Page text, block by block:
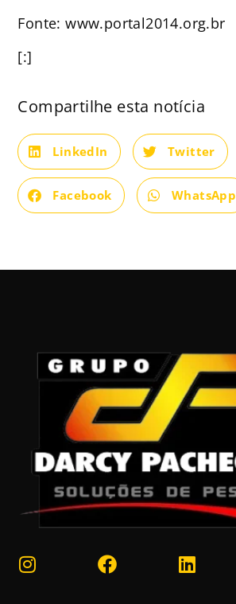
Fonte: www.portal2014.org.br
[:]
Compartilhe esta notícia
LinkedIn Twitter
Facebook WhatsApp